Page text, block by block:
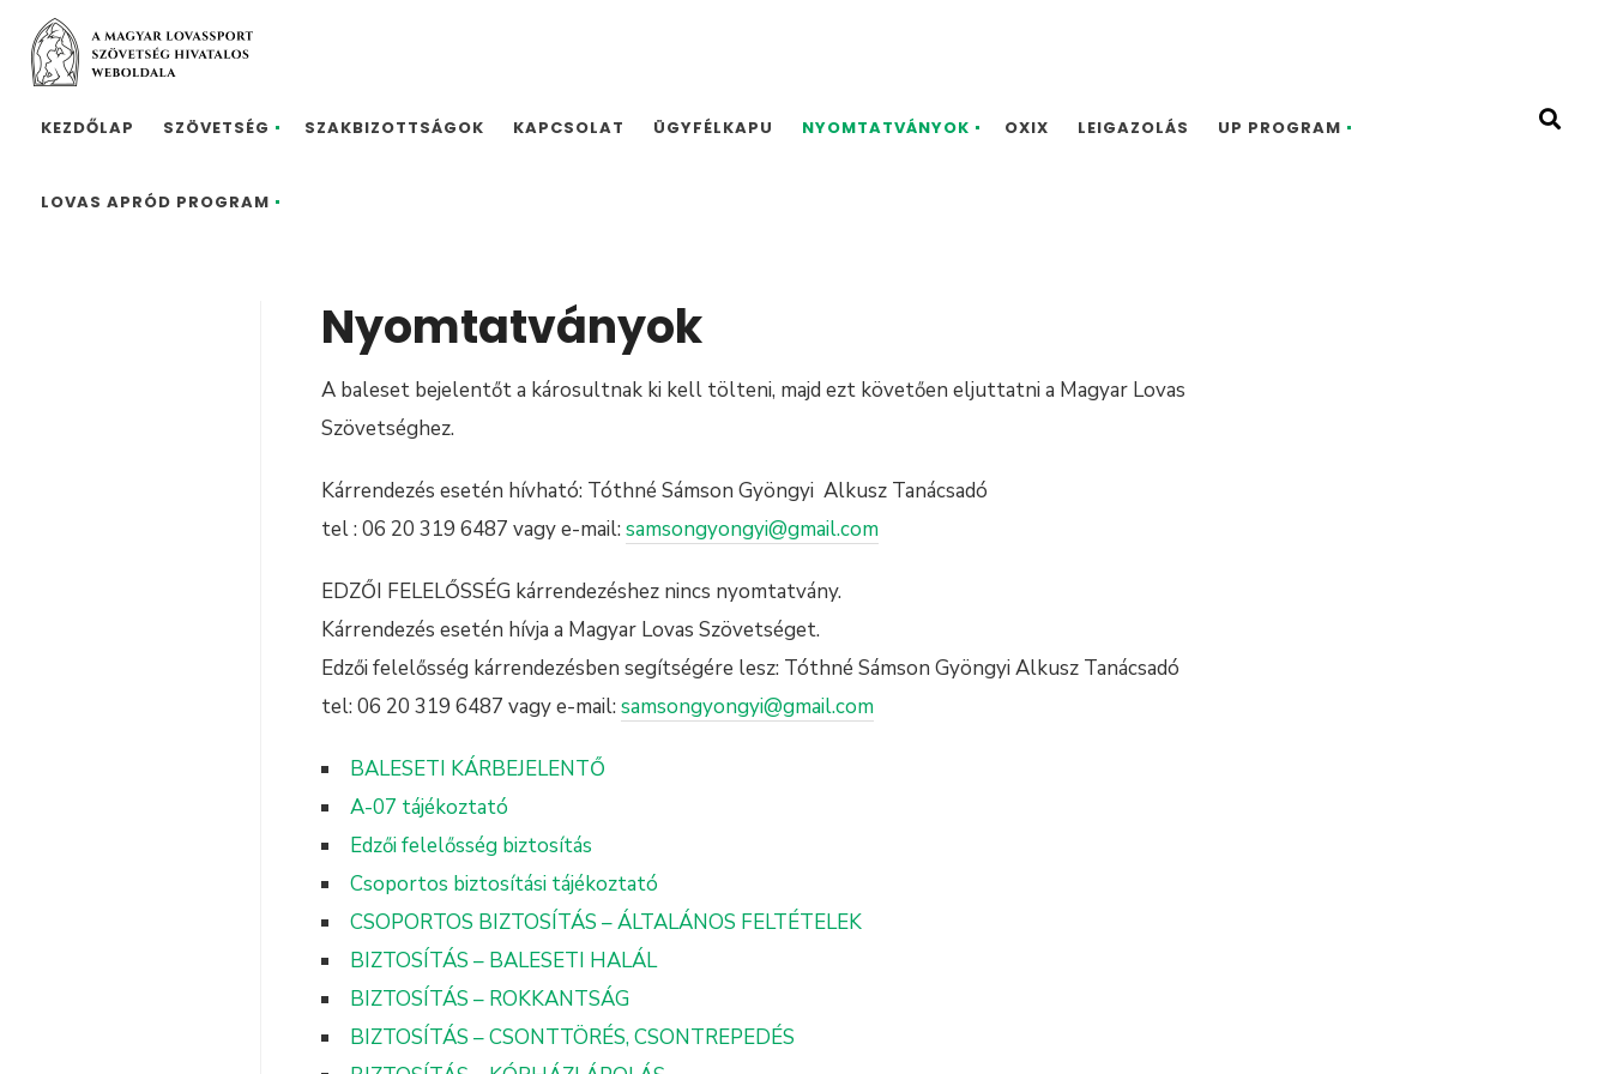
KEZDŐLAP SZÖVETSÉG SZAKBIZOTTSÁGOK KAPCSOLAT ÜGYFÉLKAPU NYOMTATVÁNYOK OXIX LEIGAZOLÁS UP PROGRAM
LOVAS APRÓD PROGRAM
Nyomtatványok
A baleset bejelentőt a károsultnak ki kell tölteni, majd ezt követően eljuttatni a Magyar Lovas
Szövetséghez.
Kárrendezés esetén hívható: Tóthné Sámson Gyöngyi Alkusz Tanácsadó
tel : 06 20 319 6487 vagy e-mail: samsongyongyi@gmail.com
EDZŐI FELELŐSSÉG kárrendezéshez nincs nyomtatvány.
Kárrendezés esetén hívja a Magyar Lovas Szövetséget.
Edzői felelősség kárrendezésben segítségére lesz: Tóthné Sámson Gyöngyi Alkusz Tanácsadó
tel: 06 20 319 6487 vagy e-mail: samsongyongyi@gmail.com
BALESETI KÁRBEJELENTŐ
A-07 tájékoztató
Edzői felelősség biztosítás
Csoportos biztosítási tájékoztató
CSOPORTOS BIZTOSÍTÁS – ÁLTALÁNOS FELTÉTELEK
BIZTOSÍTÁS – BALESETI HALÁL
BIZTOSÍTÁS – ROKKANTSÁG
BIZTOSÍTÁS – CSONTTÖRÉS, CSONTREPEDÉS